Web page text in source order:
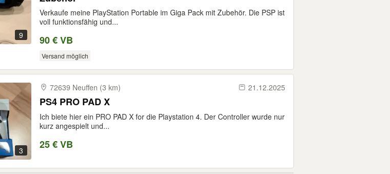
9
Verkaufe meine PlayStation Portable im Giga Pack mit Zubehör. Die PSP ist
voll funktionsfähig und...
90 € VB
Versand möglich
3
72639 Neuffen (3 km) 21.12.2025
PS4 PRO PAD X
Ich biete hier ein PRO PAD X for die Playstation 4. Der Controller wurde nur
kurz angespielt und...
25 € VB